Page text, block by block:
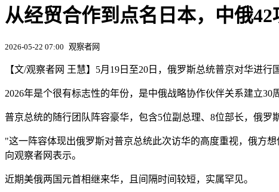
从经贸合作到点名日本，中俄42
2026-05-22 07:00 观察者网
【文/观察者网 王慧】5月19日至20日，俄罗斯总统普京对华进行
2026年是个很有标志性的年份，是中俄战略协作伙伴关系建立
普京总统的随行团队阵容豪华，包含5位副总理、8位部长，俄罗
"这一阵容体现出俄罗斯对普京总统此次访华的高度重视，俄方
向观察者网表示。
近期美俄两国元首相继来华，且间隔时间较短，实属罕见。